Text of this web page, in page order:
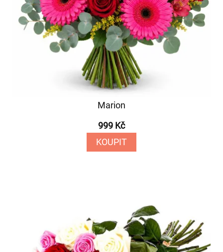
Marion
999 Kč
KOUPIT